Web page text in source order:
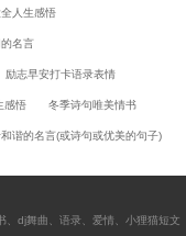
人生感悟
名言
励志早安打卡语录表情
感悟 冬季诗句唯美情书
和谐的名言(或诗句或优美的句子)
dj舞曲 语录 爱情
小狸猫短文